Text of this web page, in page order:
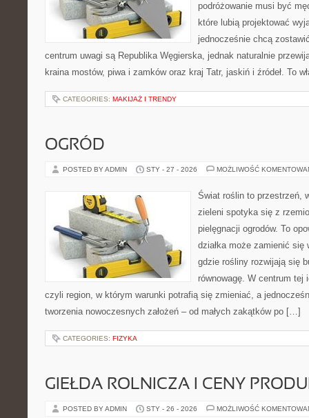
podróżowanie musi być
które lubią projektować
jednocześnie chcą
centrum uwagi są Republika Węgierska, jednak naturalnie
kraina mostów, piwa i zamków oraz kraj Tatr, jaskiń i źródeł. To
CATEGORIES: MAKIJAŻ I TRENDY
OGRÓD
POSTED BY ADMIN STY - 27 - 2026 MOŻLIWOŚĆ
Świat roślin to przestrzeń,
zieleni spotyka się z
pielęgnacji ogrodów. To
działka może zamienić się
gdzie rośliny rozwijają się
równowagę. W centrum
czyli region, w którym warunki potrafią się zmieniać, a
tworzenia nowoczesnych założeń – od małych zakątków po […]
CATEGORIES: FIZYKA
GIEŁDA ROLNICZA I CENY
POSTED BY ADMIN STY - 26 - 2026 MOŻLIWOŚĆ